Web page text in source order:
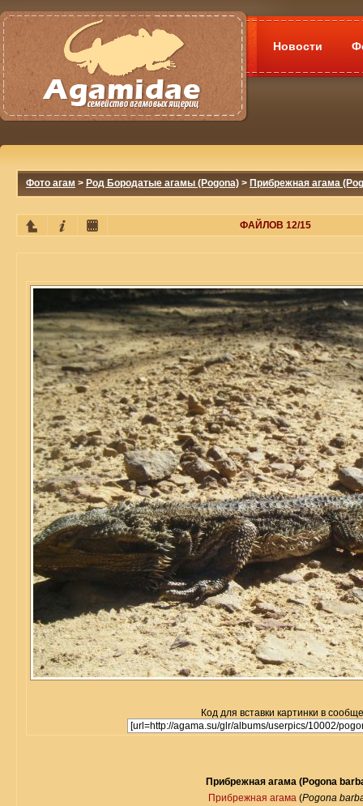
Новости
Фото агам > Род Бородатые агамы (Pogona) > Прибрежная агама
ФАЙЛОВ 12/15
Код для вставки картинки в
Прибрежная агама (Pogona
Прибрежная агама (Pogona